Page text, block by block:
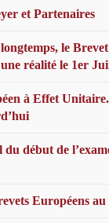
et Partenaires
le
réalité le 1er
à Effet Unitaire.
début de
Européens